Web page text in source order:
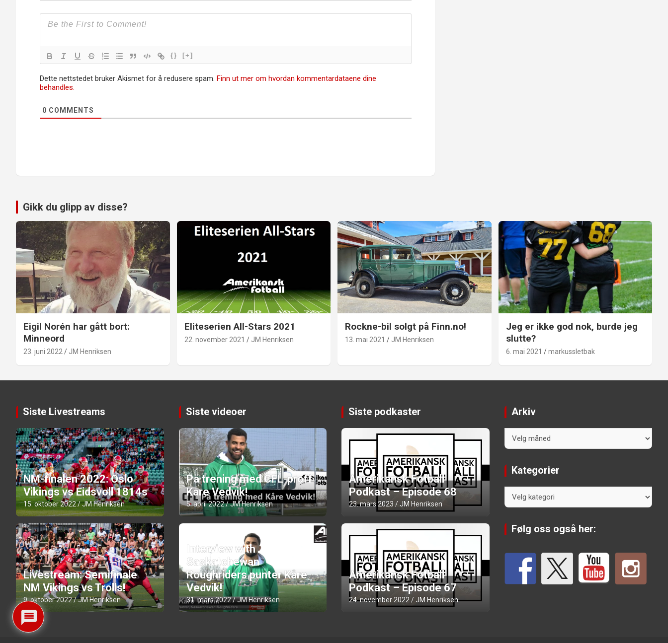
{} [+]
Dette nettstedet bruker Akismet for å redusere spam. Finn ut mer om hvordan kommentardataene dine
behandles.
0 COMMENTS
Gikk du glipp av disse?
Eigil Norén har gått bort:
Minneord
23. juni 2022 JM Henriksen
Eliteserien All-Stars 2021
22. november 2021 JM Henriksen
Rockne-bil solgt på Finn.no!
13. mai 2021 JM Henriksen
Jeg er ikke god nok, burde jeg
slutte?
6. mai 2021 markussletbak
Siste Livestreams
NM-finalen 2022: Oslo
Vikings vs Eidsvoll 1814s
15. oktober 2022 JM Henriksen
Livestream: Semifinale
NM Vikings vs Trolls!
9. oktober 2022 JM Henriksen
Siste videoer
På trening med CFL-proff
Kåre Vedvik!
5. april 2022 JM Henriksen
Interview with
Saskatchewan
Roughriders punter Kåre
Vedvik!
31. mars 2022 JM Henriksen
Siste podkaster
Amerikansk Fotball
Podkast – Episode 68
23. mars 2023 JM Henriksen
Amerikansk Fotball
Podkast – Episode 67
24. november 2022 JM Henriksen
Arkiv
Kategorier
Følg oss også her: